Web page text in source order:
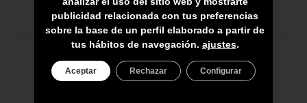
publicidad relacionada con tus preferencias
sobre la base de un perfil elaborado a partir de
tus hábitos de navegación. ajustes.
Aceptar Rechazar Configurar